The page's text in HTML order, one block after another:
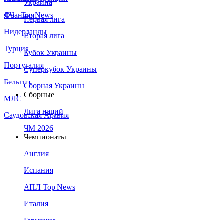
Франция
Нидерланды
Турция
Португалия
Бельгия
МЛС
Саудовская Аравия
ЛЧ - Top News
Украина
Первая лига
Вторая лига
Кубок Украины
Суперкубок Украины
Сборная Украины
Сборные
Лига наций
ЧМ 2026
Чемпионаты
Англия
Испания
АПЛ Top News
Италия